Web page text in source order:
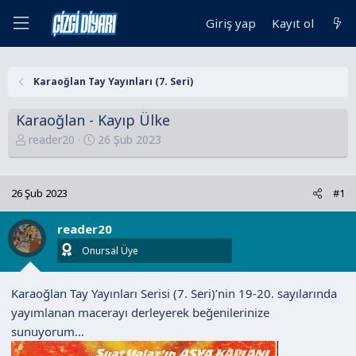
Giriş yap Kayıt ol
Karaoğlan Tay Yayınları (7. Seri)
Karaoğlan - Kayıp Ülke
K
o
u
y
u
B
a
l
a
t
a
reader20
B
a
a
n
g
ı
t
a
i
26 Şub 2023
26 Şub 2023 #1
reader20
Onursal Üye
Karaoğlan Tay Yayınları Serisi (7. Seri)’nin 19-20. sayılarında
yayımlanan macerayı derleyerek beğenilerinize
sunuyorum…